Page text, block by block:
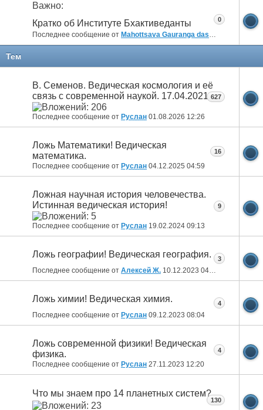
Важно:
Кратко об Институте Бхактиведанты
Последнее сообщение от Mahottsava Gauranga das
0
Тем
В. Семенов. Ведическая космология и её
связь с современной наукой. 17.04.2021.
Последнее сообщение от Руслан 01.08.2026 12:26
627
Ложь Математики! Ведическая
математика.
Последнее сообщение от Руслан 04.12.2025 04:59
16
Ложная научная история человечества.
Истинная ведическая история!
Последнее сообщение от Руслан 19.02.2024 09:13
9
Ложь географии! Ведическая география.
Последнее сообщение от Алексей Ж. 10.12.2023 04:52
3
Ложь химии! Ведическая химия.
Последнее сообщение от Руслан 09.12.2023 08:04
4
Ложь современной физики! Ведическая
физика.
Последнее сообщение от Руслан 27.11.2023 12:20
4
Что мы знаем про 14 планетных систем?
130